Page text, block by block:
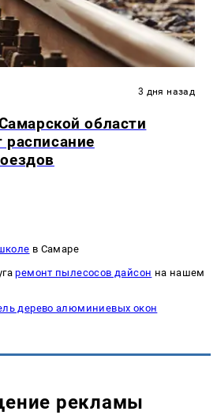
3 дня назад
области
расписание
в Самаре
ремонт пылесосов дайсон на нашем
дерево алюминиевых окон
рекламы